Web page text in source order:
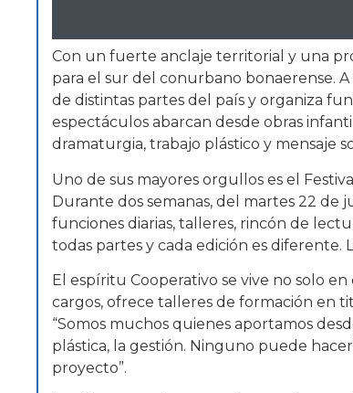
Con un fuerte anclaje territorial y una
para el sur del conurbano bonaerense.
de distintas partes del país y organiza
espectáculos abarcan desde obras
dramaturgia, trabajo plástico y mensaje
Uno de sus mayores orgullos es el
Durante dos semanas, del martes 22 de
funciones diarias, talleres, rincón de
todas partes y cada edición es diferente.
El espíritu Cooperativo se vive no solo
cargos, ofrece talleres de formación en
“Somos muchos quienes aportamos
plástica, la gestión. Ninguno puede
proyecto”.